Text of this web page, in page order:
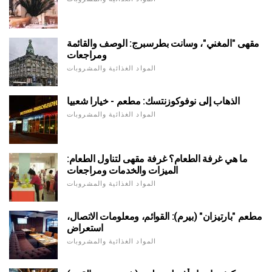
مقهى "المغني"، وسانت بطرسبرج: الوصف والقائمة
ومراجعات
المواد الغذائية والمشروبات
الذهاب إلى نوفوكوزنتسك: مطعم - خيارا شعبيا
المواد الغذائية والمشروبات
ما هي غرفة الطعام؟ غرفة مقهى لتناول الطعام:
الميزات والخدمات ومراجعات
المواد الغذائية والمشروبات
مطعم "بارتيزان" (بيرم): القوائم، ومعلومات الاتصال،
استعراض
المواد الغذائية والمشروبات